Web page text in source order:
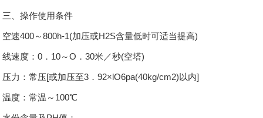
三、操作使用条件
空速400～800h-1(加压或H2S含量低时可适当提高)
线速度：0．10～O．30米／秒(空塔)
压力：常压[或加压至3．92×lO6pa(40kg/cm2)以内]
温度：常温～100℃